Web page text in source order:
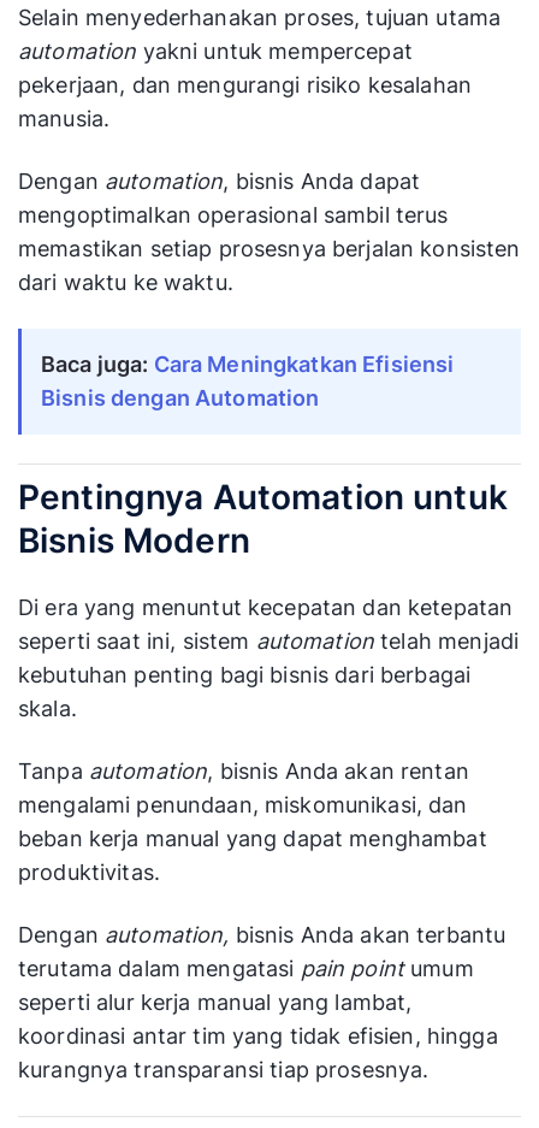
Selain menyederhanakan proses, tujuan utama
automation yakni untuk mempercepat
pekerjaan, dan mengurangi risiko kesalahan
manusia.
Dengan automation, bisnis Anda dapat
mengoptimalkan operasional sambil terus
memastikan setiap prosesnya berjalan konsisten
dari waktu ke waktu.
Baca juga: Cara Meningkatkan Efisiensi
Bisnis dengan Automation
Pentingnya Automation untuk
Bisnis Modern
Di era yang menuntut kecepatan dan ketepatan
seperti saat ini, sistem automation telah menjadi
kebutuhan penting bagi bisnis dari berbagai
skala.
Tanpa automation, bisnis Anda akan rentan
mengalami penundaan, miskomunikasi, dan
beban kerja manual yang dapat menghambat
produktivitas.
Dengan automation, bisnis Anda akan terbantu
terutama dalam mengatasi pain pointumum
seperti alur kerja manual yang lambat,
koordinasi antar tim yang tidak efisien, hingga
kurangnya transparansi tiap prosesnya.